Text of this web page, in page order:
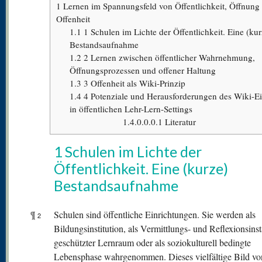
1 Lernen im Spannungsfeld von Öffentlichkeit, Öffnung
Offenheit
1.1 1 Schulen im Lichte der Öffentlichkeit. Eine
Bestandsaufnahme
1.2 2 Lernen zwischen öffentlicher Wahrnehmung,
Öffnungsprozessen und offener Haltung
1.3 3 Offenheit als Wiki-Prinzip
1.44 Potenziale und Herausforderungen des Wiki-
in öffentlichen Lehr-Lern-Settings
1.4.0.0.0.1 Literatur
1 Schulen im Lichte der
Öffentlichkeit. Eine (kurze)
Bestandsaufnahme
¶ 2
Schulen sind öffentliche Einrichtungen. Sie werden als
Bildungsinstitution, als Vermittlungs- und
geschützter Lernraum oder als soziokulturell bedingte
Lebensphase wahrgenommen. Dieses vielfältige Bild